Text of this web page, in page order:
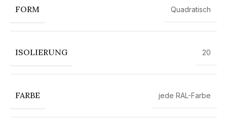
FORM Quadratisch
ISOLIERUNG 20
FARBE jede RAL-Farbe